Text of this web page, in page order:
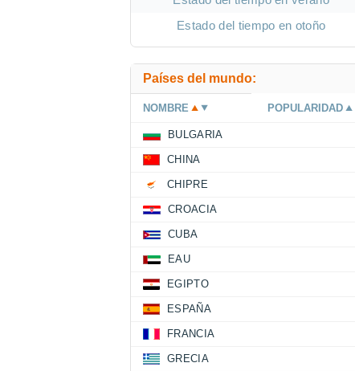
Estado del tiempo en otoño
Países del mundo:
NOMBRE POPULARIDAD
BULGARIA
CHINA
CHIPRE
CROACIA
CUBA
EAU
EGIPTO
ESPAÑA
FRANCIA
GRECIA